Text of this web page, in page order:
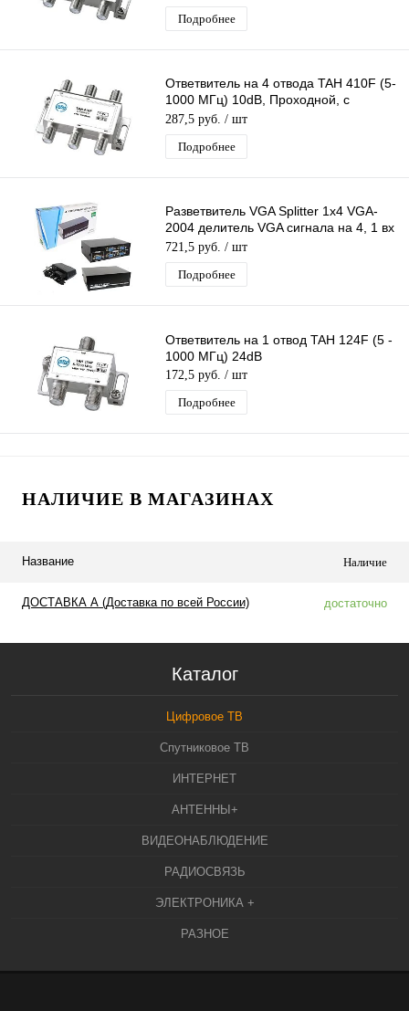
Подробнее
Ответвитель на 4 отвода TAH 410F (5-
1000 МГц) 10dB, Проходной, с
ответвлением на 4 выхода по 10 дБ
287,5 руб. / шт
Подробнее
Разветвитель VGA Splitter 1x4 VGA-
2004 делитель VGA сигнала на 4, 1 вх
- 4 вых, 4Port (black)
721,5 руб. / шт
Подробнее
Ответвитель на 1 отвод TAH 124F (5 -
1000 МГц) 24dB
172,5 руб. / шт
Подробнее
НАЛИЧИЕ В МАГАЗИНАХ
Название Наличие
ДОСТАВКА А (Доставка по всей России) достаточно
Каталог
Цифровое ТВ
Спутниковое ТВ
ИНТЕРНЕТ
АНТЕННЫ+
ВИДЕОНАБЛЮДЕНИЕ
РАДИОСВЯЗЬ
ЭЛЕКТРОНИКА +
РАЗНОЕ